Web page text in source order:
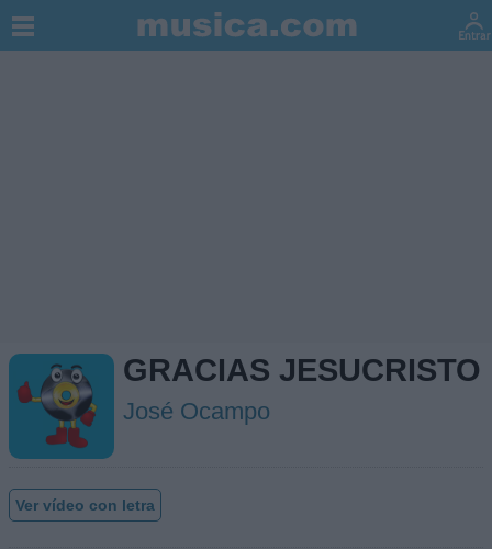
GRACIAS JESUCRISTO
José Ocampo
Ver vídeo con letra